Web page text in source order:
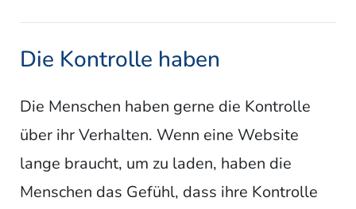
Die Kontrolle haben
Die Menschen haben gerne die Kontrolle
über ihr Verhalten. Wenn eine Website
lange braucht, um zu laden, haben die
Menschen das Gefühl, dass ihre Kontrolle